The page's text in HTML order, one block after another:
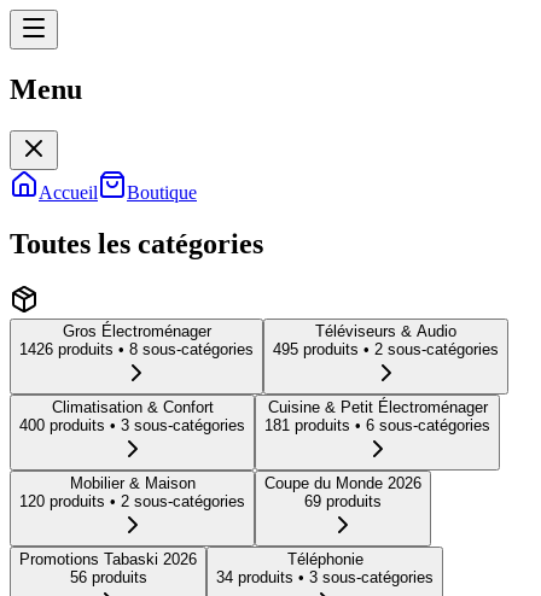
Menu
Accueil Boutique
Toutes les catégories
Gros Électroménager
1426 produits • 8 sous-catégories
Téléviseurs & Audio
495 produits • 2 sous-catégories
Climatisation & Confort
400 produits • 3 sous-catégories
Cuisine & Petit Électroménager
181 produits • 6 sous-catégories
Mobilier & Maison
120 produits • 2 sous-catégories
Coupe du Monde 2026
69 produits
Promotions Tabaski 2026
56produits
Téléphonie
34 produits • 3 sous-catégories